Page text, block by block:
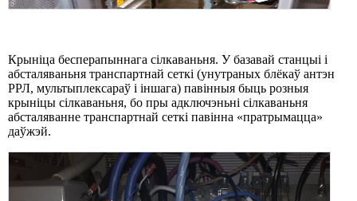
Крыніца бесперапыннага сілкаваньня. У базавай станцыі і
абсталяваньня транспартнай сеткі (унутраных блёкаў антэн
РРЛ, мультыплексараў і іншага) павінныя быць розныя
крыніцы сілкаваньня, бо пры адключэньні сілкаваньня
абсталяванне транспартнай сеткі павінна «пратрымацца»
даўжэй.